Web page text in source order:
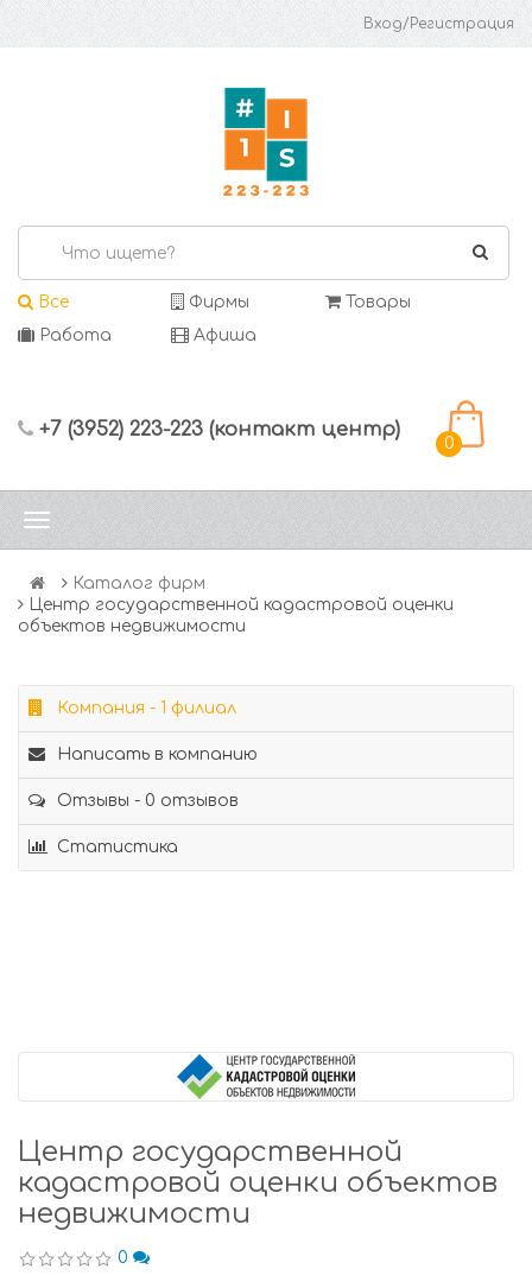
Вход/Регистрация
Все Фирмы
Товары
Работа
Афиша
+7 (3952) 223-223 (контакт центр)
0
Каталог фирм
Центр государственной кадастровой оценки
объектов недвижимости
Компания - 1 филиал
Написать в компанию
Отзывы - 0 отзывов
Статистика
Центр государственной
кадастровой оценки объектов
недвижимости
0